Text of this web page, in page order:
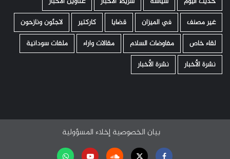
غير مصنف
في الميزان قضايا كاركتير
لاجئون ونازحون
لقاء خاص
مفاوضات السلام مقالات واراء
ملفات سودانية
نشرة الأخبار
نشرة الأخبار
بيان الخصوصية إخلاء المسؤولية